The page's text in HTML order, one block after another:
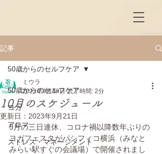
記事
50歳からのセルフケア
ヨガ
アロマ
ストレス・マネージメント
50歳からのセルフケア
10月のスケジュール
ミウラ
2023年9月19日 読了時間: 2分
更新日： 2023年9月21日
9月の三日連休、コロナ禍以降数年ぶりの
ヨガフェスタがパシフィコ横浜（みなと
みらい駅すぐの会議場）で開催されまし